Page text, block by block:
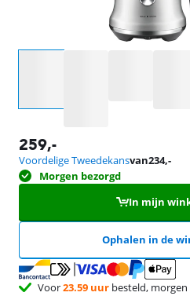
259,-
Voordelige Tweedekansvan234,-
Morgen bezorgd
In mijn
Ophalen in de
Voor23.59 uur besteld, morgen